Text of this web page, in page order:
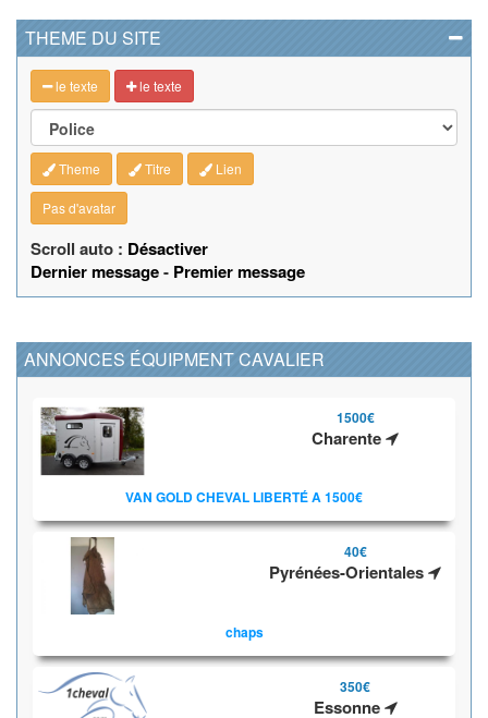
THEME DU SITE
le texte le texte
Theme Titre Lien
Pas d'avatar
Scroll auto : Désactiver
Dernier message- Premier message
ANNONCES ÉQUIPMENT CAVALIER
1500€
Charente
VAN GOLD CHEVAL LIBERTÉ A 1500€
40€
Pyrénées-Orientales
chaps
350€
Essonne